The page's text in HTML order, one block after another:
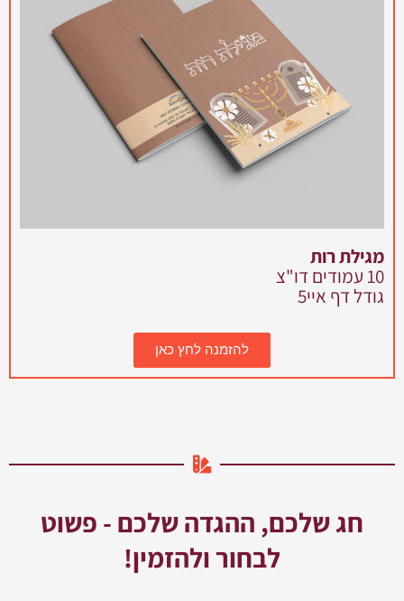
מגילת רות
10 עמודים דו"צ
גודל דף איי5
להזמנה לחץ כאן
חג שלכם, ההגדה שלכם - פשוט
לבחור ולהזמין!